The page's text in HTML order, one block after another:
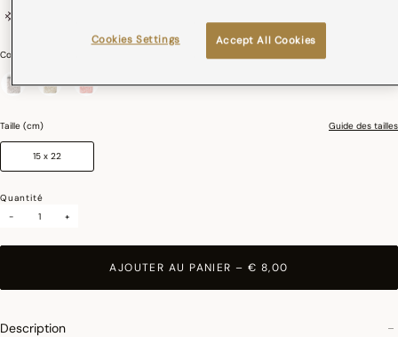
Couleurs :
Taille (cm) Guide des tailles
15 x 22
Quantité
-
+
AJOUTER AU PANIER–€ 8,00
Description
Accept All Cookies
Cookies Settings